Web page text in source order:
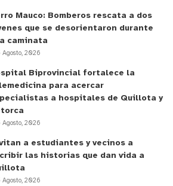
al 31 de diciembre de 2021. En
pagará el monto del Aporte
acuerdo con el número de
cargas familiares) que estén
al beneficio?
de la asignación familiar y
Único de Prestaciones
es la persona por la cual se
Mauco: Bomberos rescata a dos
que se desorientaron durante
caminata
Agosto, 2026
Biprovincial fortalece la
para acercar
a hospitales de Quillota y
Agosto, 2026
a estudiantes y vecinos a
las historias que dan vida a
Agosto, 2026